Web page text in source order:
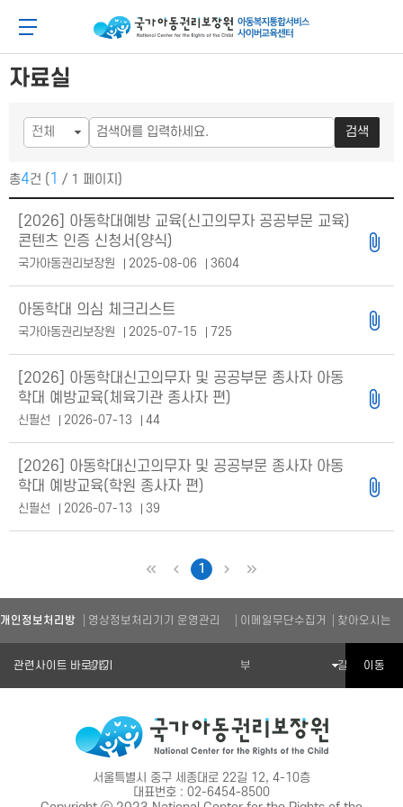
로
가
기
로
가
기
메뉴 버튼
아동이 행복한 세상 아동권리보장원 아동복지통합
자료실
검색
총4건 ( 1 / 1 페이지)
[2026] 아동학대예방 교육(신고의무자 공공부문 교육)
콘텐츠 인증 신청서(양식)
국가아동권리보장원 2025-08-06 3604
아동학대 의심 체크리스트
국가아동권리보장원 2025-07-15 725
[2026] 아동학대신고의무자 및 공공부문 종사자 아동
학대 예방교육(체육기관 종사자 편)
신필선 2026-07-13 44
[2026] 아동학대신고의무자 및 공공부문 종사자 아동
학대 예방교육(학원 종사자 편)
신필선 2026-07-13 39
처음 이전1 다음마지막
개인정보처리방 영상정보처리기기 운영관리
방침
이메일무단수집거
부
찾아오시는
길 이동
서울특별시 중구 세종대로 22길 12, 4-10층
대표번호 : 02-6454-8500